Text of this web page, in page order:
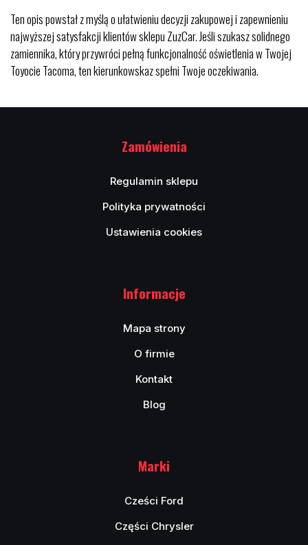
Ten opis powstał z myślą o ułatwieniu decyzji zakupowej i zapewnieniu
najwyższej satysfakcji klientów sklepu ZuzCar. Jeśli szukasz solidnego
zamiennika, który przywróci pełną funkcjonalność oświetlenia w Twojej
Toyocie Tacoma, ten kierunkowskaz spełni Twoje oczekiwania.
Zamówienia
Regulamin sklepu
Polityka prywatności
Ustawienia cookies
Informacje
Mapa strony
O firmie
Kontakt
Blog
Marki
Cześci Ford
Części Chrysler